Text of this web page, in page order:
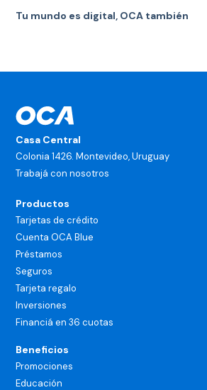
Tu mundo es digital, OCA también
Casa Central
Colonia 1426. Montevideo, Uruguay
Trabajá con nosotros
Productos
Tarjetas de crédito
Cuenta OCA Blue
Préstamos
Seguros
Tarjeta regalo
Inversiones
Financiá en 36 cuotas
Beneficios
Promociones
Educación